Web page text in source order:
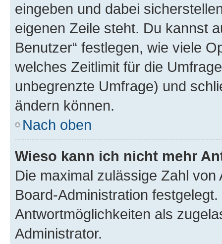
eingeben und dabei
eigenen Zeile steht. Du kannst
Benutzer“ festlegen, wie viele
welches Zeitlimit für die
unbegrenzte Umfrage) und
ändern können.
Nach oben
Wieso kann ich nicht mehr
Die maximal zulässige Zahl
Board-Administration
Antwortmöglichkeiten als
Administrator.